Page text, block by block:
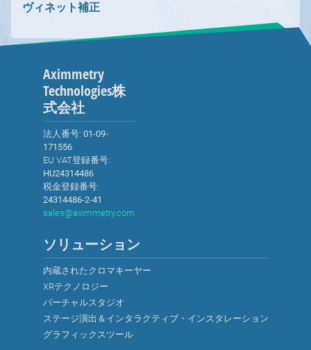
ヴィネット補正
Aximmetry
Technologies株
式会社
法人番号: 01-09-
171556
EU VAT登録番号:
HU24314486
税金登録番号:
24314486-2-41
sales@aximmetry.com
ソリューション
内蔵されたクロマキーヤー
XRテクノロジー
バーチャルスタジオ
ステージ演出＆インタラクティブ・インスタレーション
グラフィックスツール